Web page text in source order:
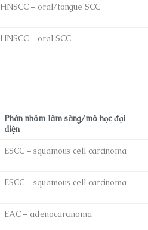
HNSCC – oral/tongue SCC
HNSCC – oral SCC
Phân nhóm lâm sàng/mô học đại
diện
ESCC – squamous cell carcinoma
ESCC – squamous cell carcinoma
EAC – adenocarcinoma